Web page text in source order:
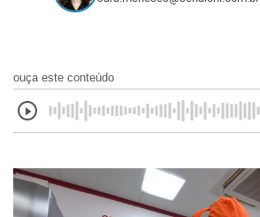
ouça este conteúdo